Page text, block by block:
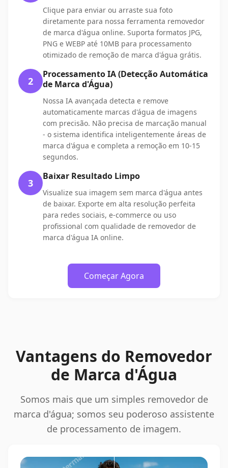
Clique para enviar ou arraste sua foto
diretamente para nossa ferramenta removedor
de marca d'água online. Suporta formatos JPG,
PNG e WEBP até 10MB para processamento
otimizado de remoção de marca d'água grátis.
2
Processamento IA (Detecção Automática
de Marca d'Água)
Nossa IA avançada detecta e remove
automaticamente marcas d'água de imagens
com precisão. Não precisa de marcação manual
- o sistema identifica inteligentemente áreas de
marca d'água e completa a remoção em 10-15
segundos.
3
Baixar Resultado Limpo
Visualize sua imagem sem marca d'água antes
de baixar. Exporte em alta resolução perfeita
para redes sociais, e-commerce ou uso
profissional com qualidade de removedor de
marca d'água IA online.
Começar Agora
Vantagens do Removedor
de Marca d'Água
Somos mais que um simples removedor de
marca d'água; somos seu poderoso assistente
de processamento de imagem.